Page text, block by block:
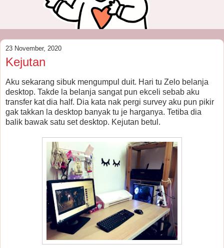
23 November, 2020
Kejutan
Aku sekarang sibuk mengumpul duit. Hari tu Zelo belanja
desktop. Takde la belanja sangat pun ekceli sebab aku
transfer kat dia half. Dia kata nak pergi survey aku pun pikir
gak takkan la desktop banyak tu je harganya. Tetiba dia
balik bawak satu set desktop. Kejutan betul.